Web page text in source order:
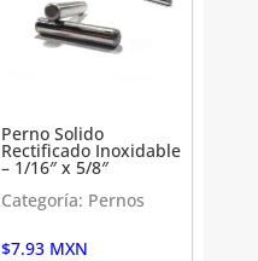
Perno Solido
Rectificado Inoxidable
– 1/16″ x 5/8″
Categoría: Pernos
$7.93 MXN